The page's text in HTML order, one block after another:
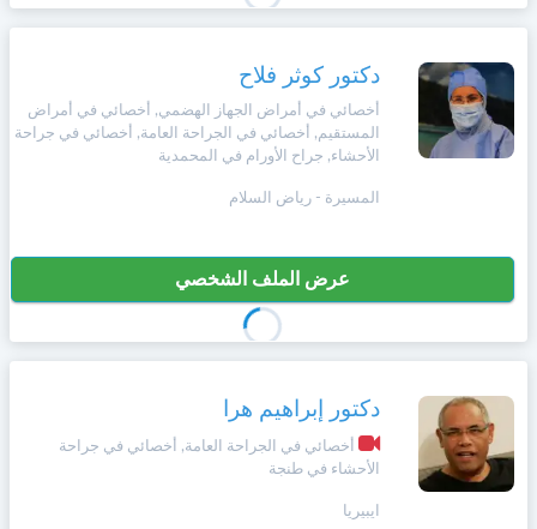
دكتور كوثر فلاح
أخصائي في أمراض الجهاز الهضمي, أخصائي في أمراض
المستقيم, أخصائي في الجراحة العامة, أخصائي في جراحة
الأحشاء, جراح الأورام في المحمدية
المسيرة - رياض السلام
عرض الملف الشخصي
دكتور إبراهيم هرا
أخصائي في الجراحة العامة, أخصائي في جراحة
الأحشاء في طنجة
ايبيريا